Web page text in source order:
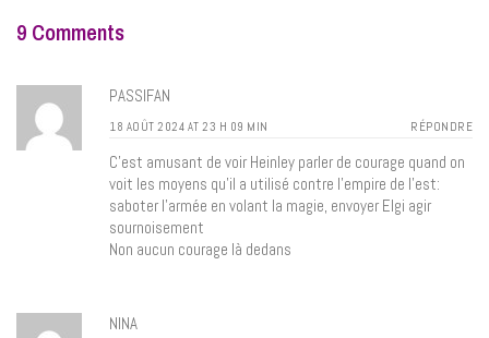
9 Comments
PASSIFAN
18 AOÛT 2024 AT 23 H 09 MIN RÉPONDRE
C’est amusant de voir Heinley parler de courage quand on
voit les moyens qu’il a utilisé contre l’empire de l’est:
saboter l’armée en volant la magie, envoyer Elgi agir
sournoisement
Non aucun courage là dedans
NINA